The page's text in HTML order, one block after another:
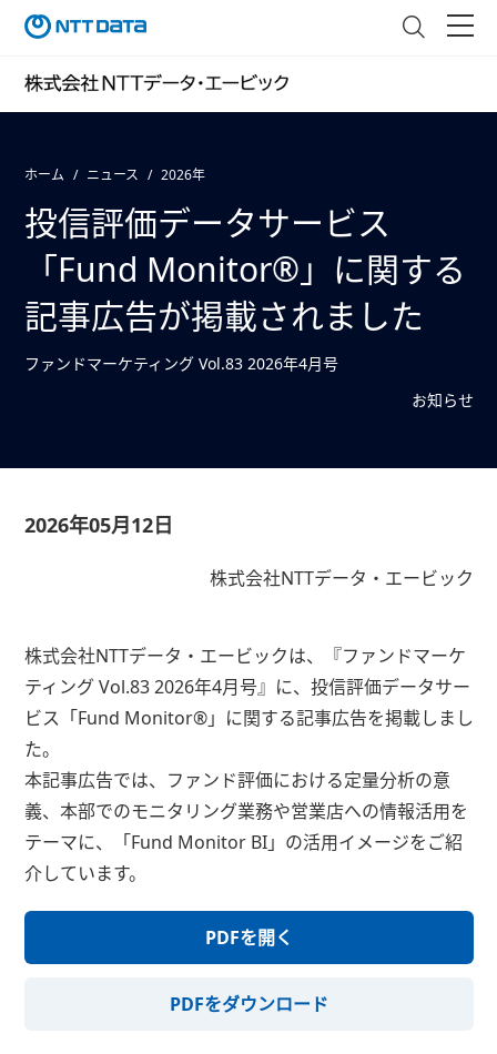
ホーム ニュース 2026年
投信評価データサービス
「Fund Monitor®」に関する
記事広告が掲載されました
ファンドマーケティング Vol.83 2026年4月号
お知らせ
2026年05月12日
株式会社NTTデータ・エービック
株式会社NTTデータ・エービックは、『ファンドマーケ
ティング Vol.83 2026年4月号』に、投信評価データサー
ビス「Fund Monitor®」に関する記事広告を掲載しまし
た。
本記事広告では、ファンド評価における定量分析の意
義、本部でのモニタリング業務や営業店への情報活用を
テーマに、「Fund Monitor BI」の活用イメージをご紹
介しています。
PDFを開く
PDFをダウンロード